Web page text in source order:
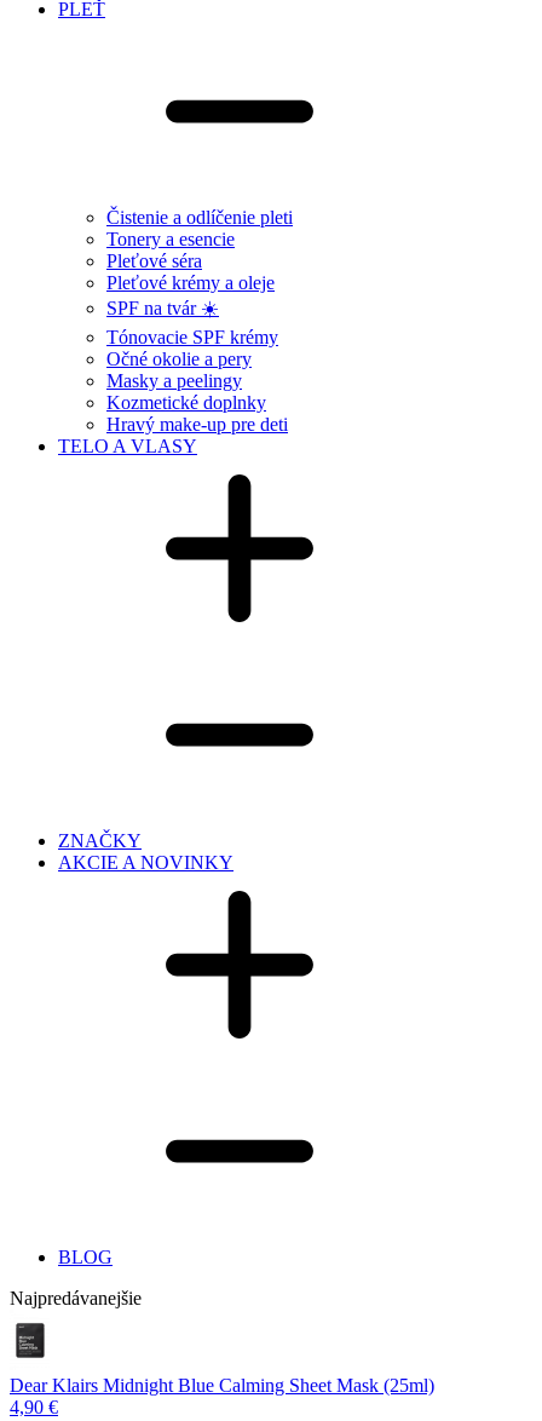
PLEŤ
Čistenie a odlíčenie pleti
Tonery a esencie
Pleťové séra
Pleťové krémy a oleje
SPF na tvár ☀️
Tónovacie SPF krémy
Očné okolie a pery
Masky a peelingy
Kozmetické doplnky
Hravý make-up pre deti
TELO A VLASY
ZNAČKY
AKCIE A NOVINKY
BLOG
Najpredávanejšie
Dear Klairs Midnight Blue Calming Sheet Mask (25ml)
4,90 €